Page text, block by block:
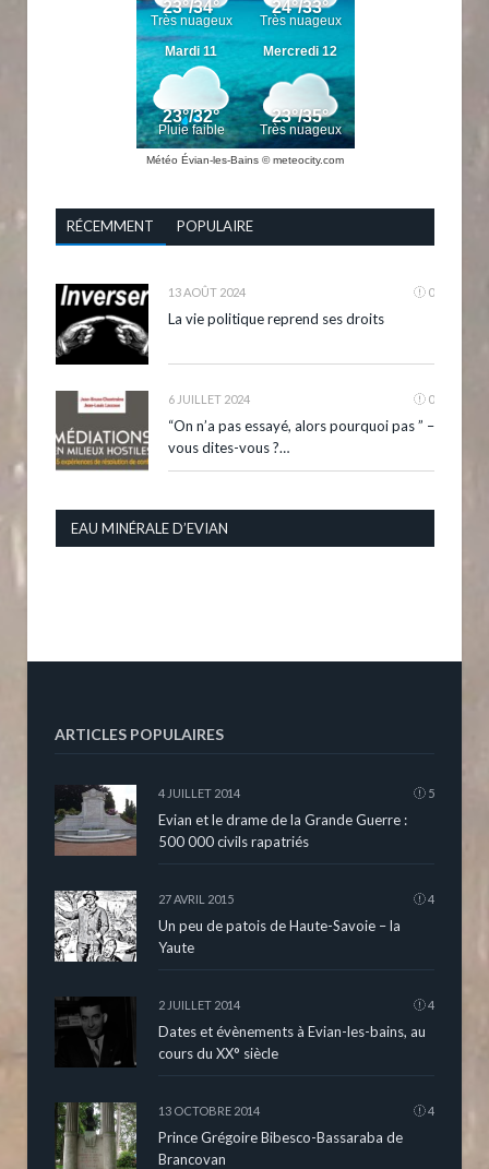
Météo Évian-les-Bains © meteocity.com
RÉCEMMENT POPULAIRE
13 AOÛT 2024 0
La vie politique reprend ses droits
6 JUILLET 2024 0
“On n’a pas essayé, alors pourquoi pas ” –
vous dites-vous ?…
EAU MINÉRALE D’EVIAN
ARTICLES POPULAIRES
4 JUILLET 2014 5
Evian et le drame de la Grande Guerre :
500 000 civils rapatriés
27 AVRIL 2015 4
Un peu de patois de Haute-Savoie – la
Yaute
2 JUILLET 2014 4
Dates et évènements à Evian-les-bains, au
cours du XX° siècle
13 OCTOBRE 2014 4
Prince Grégoire Bibesco-Bassaraba de
Brancovan